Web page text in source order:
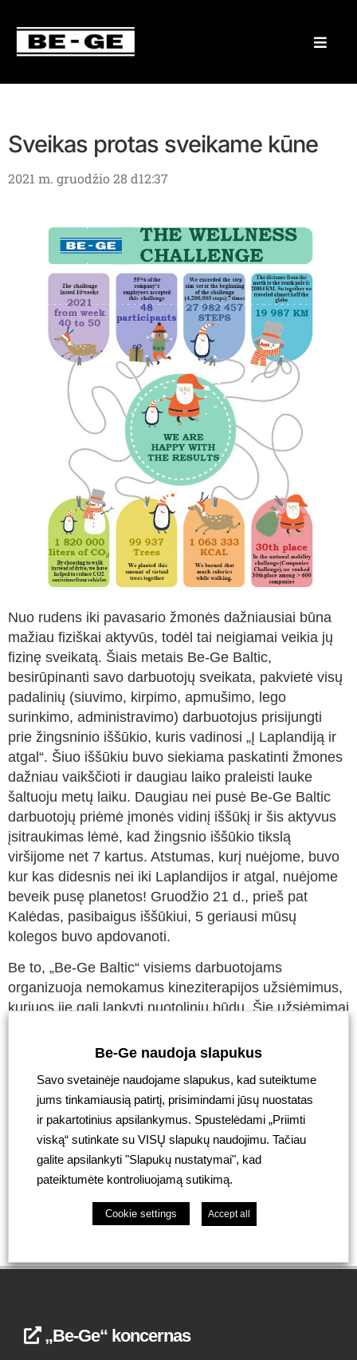
Sveikas protas sveikame kūne
2021 m. gruodžio 28 d12:37
Nuo rudens iki pavasario žmonės dažniausiai būna
mažiau fiziškai aktyvūs, todėl tai neigiamai veikia jų
fizinę sveikatą. Šiais metais Be-Ge Baltic,
besirūpinanti savo darbuotojų sveikata, pakvietė visų
padalinių (siuvimo, kirpimo, apmušimo, lego
surinkimo, administravimo) darbuotojus prisijungti
prie žingsninio iššūkio, kuris vadinosi „Į Laplandiją ir
atgal“. Šiuo iššūkiu buvo siekiama paskatinti žmones
dažniau vaikščioti ir daugiau laiko praleisti lauke
šaltuoju metų laiku. Daugiau nei pusė Be-Ge Baltic
darbuotojų priėmė įmonės vidinį iššūkį ir šis aktyvus
įsitraukimas lėmė, kad žingsnio iššūkio tikslą
viršijome net 7 kartus. Atstumas, kurį nuėjome, buvo
kur kas didesnis nei iki Laplandijos ir atgal, nuėjome
beveik pusę planetos! Gruodžio 21 d., prieš pat
Kalėdas, pasibaigus iššūkiui, 5 geriausi mūsų
kolegos buvo apdovanoti.
Be to, „Be-Ge Baltic“ visiems darbuotojams
organizuoja nemokamus kineziterapijos užsiėmimus,
kuriuos jie gali lankyti nuotoliniu būdu. Šie užsiėmimai
Visa tai – puikus būdas palaikyti sveikatą ir ugdyti
komandinę dvasią.
Be-Ge Baltic linki visiems būti ir išlikti sveikiems!
Eik atgal
„Be-Ge“ koncernas
Be-Ge naudoja slapukus
Savo svetainėje naudojame slapukus, kad suteiktume
jums tinkamiausią patirtį, prisimindami jūsų nuostatas
ir pakartotinius apsilankymus. Spustelėdami „Priimti
viską“ sutinkate su VISŲ slapukų naudojimu. Tačiau
galite apsilankyti "Slapukų nustatymai", kad
pateiktumėte kontroliuojamą sutikimą.
Cookie settings Accept all